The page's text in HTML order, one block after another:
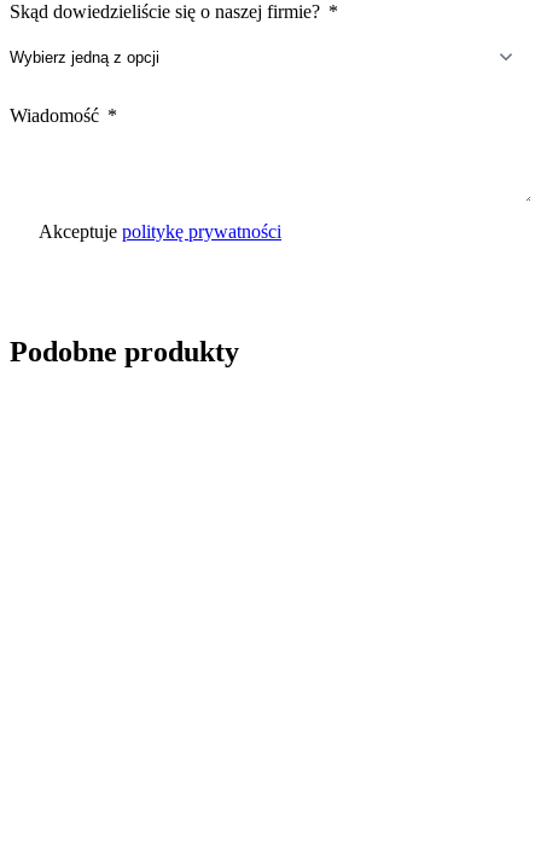
Skąd dowiedzieliście się o naszej firmie?
Wiadomość
Akceptuje politykę prywatności
Podobne produkty